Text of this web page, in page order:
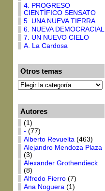
4. PROGRESO
CIENTÍFICO SENSATO
5. UNA NUEVA TIERRA
6. NUEVA DEMOCRACIAL
7. UN NUEVO CIELO
A. La Cardosa
Otros temas
Autores
(1)
- (77)
Alberto Revuelta(463)
Alejandro Mendoza Plaza
(3)
Alexander Grothendieck
(8)
Alfredo Fierro(7)
Ana Noguera(1)